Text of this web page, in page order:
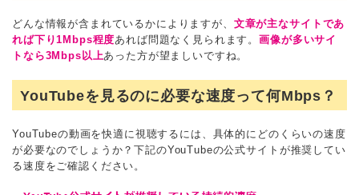
どんな情報が含まれているかによりますが、 文章が主なサイトであ
れば下り1Mbps程度あれば問題なく見られます。画像が多いサイ
トなら3Mbps以上あった方が望ましいですね。
YouTubeを見るのに必要な速度って何Mbps？
YouTubeの動画を快適に視聴するには、具体的にどのくらいの速度
が必要なのでしょうか？下記のYouTubeの公式サイトが推奨してい
る速度をご確認ください。